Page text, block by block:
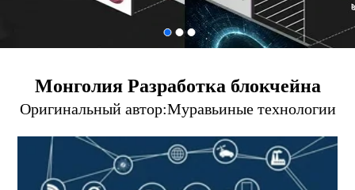
Монголия Разработка блокчейна
Оригинальный автор:Муравьиные технологии